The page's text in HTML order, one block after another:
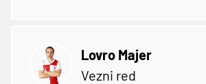
Lovro Majer
Vezni red